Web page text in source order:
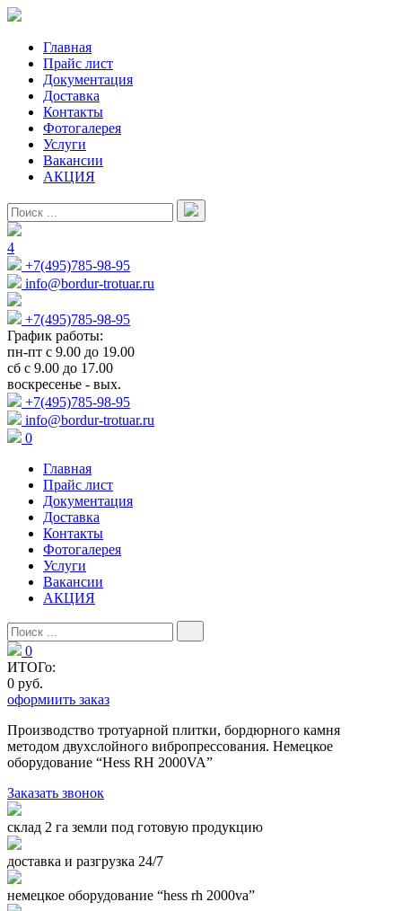
Главная
Прайс лист
Документация
Доставка
Контакты
Фотогалерея
Услуги
Вакансии
АКЦИЯ
4
+7(495)785-98-95
info@bordur-trotuar.ru
+7(495)785-98-95
График работы:
пн-пт с 9.00 до 19.00
сб с 9.00 до 17.00
воскресенье - вых.
+7(495)785-98-95
info@bordur-trotuar.ru
0
Главная
Прайс лист
Документация
Доставка
Контакты
Фотогалерея
Услуги
Вакансии
АКЦИЯ
0
ИТОГо:
0 руб.
оформиить заказ
Производство тротуарной плитки, бордюрного камня
методом двухслойного вибропресcования. Немецкое
оборудование “Hess RH 2000VA”
Заказать звонок
склад 2 га земли под готовую продукцию
доставка и разгрузка 24/7
немецкое оборудование “hess rh 2000va”